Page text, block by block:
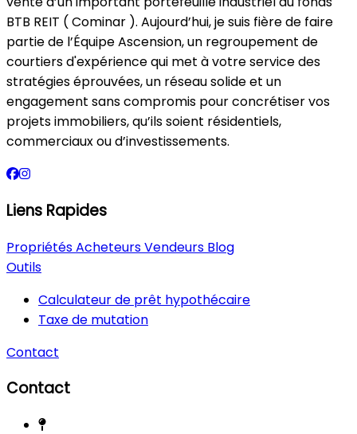
BTB REIT ( Cominar ). Aujourd’hui, je suis fière de faire
partie de l’Équipe Ascension, un regroupement de
courtiers d'expérience qui met à votre service des
stratégies éprouvées, un réseau solide et un
engagement sans compromis pour concrétiser vos
projets immobiliers, qu’ils soient résidentiels,
commerciaux ou d’investissements.
Liens Rapides
PropriétésAcheteursVendeurs Blog
Outils
Calculateur de prêt hypothécaire
Taxe de mutation
Contact
Contact